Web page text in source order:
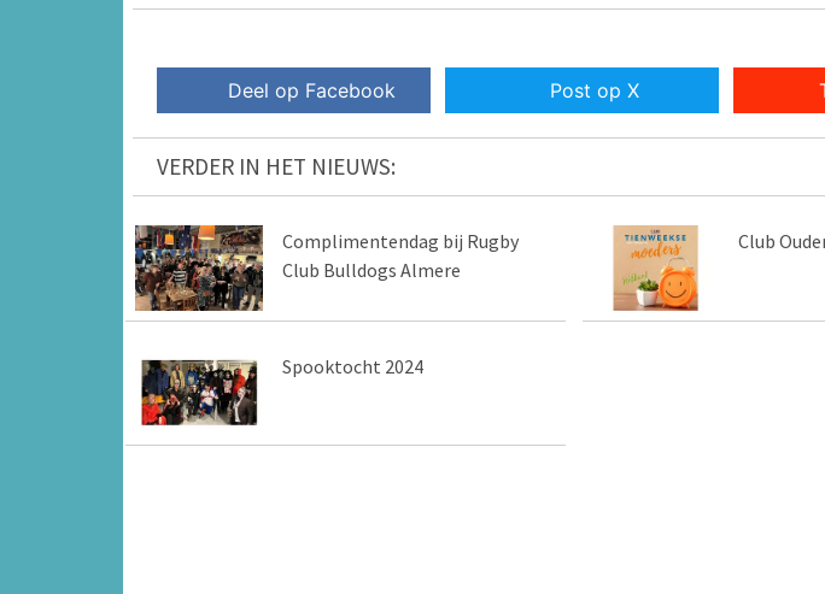
Deel op Facebook Post op X
VERDER IN HET NIEUWS:
Complimentendag bij Rugby
Club Bulldogs Almere
Club
Spooktocht 2024